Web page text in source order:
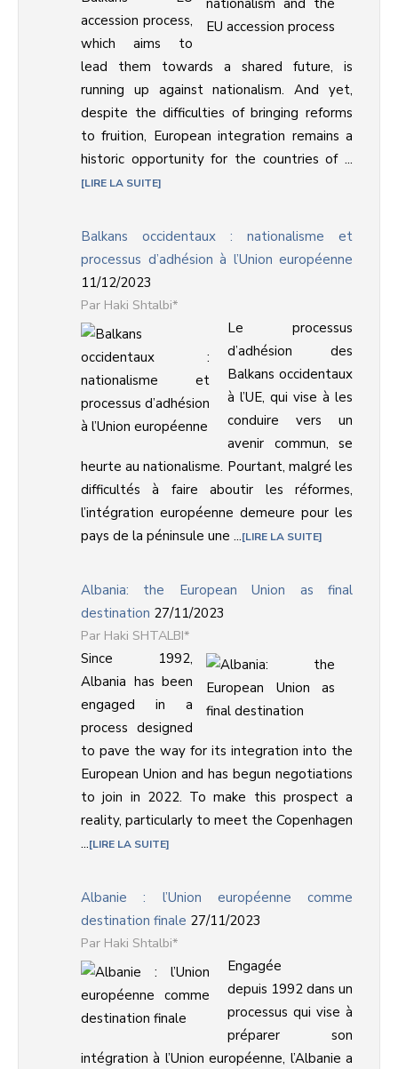
accession process,
which aims to
lead them towards a shared future, is
running up against nationalism. And yet,
despite the difficulties of bringing reforms
to fruition, European integration remains a
historic opportunity for the countries of ...
LIRE LA SUITE
Balkans occidentaux : nationalisme et
processus d’adhésion à l’Union européenne
11/12/2023
Haki Shtalbi*
Le processus
d’adhésion des
Balkans occidentaux
à l’UE, qui vise à les
conduire vers un
avenir commun, se
heurte au nationalisme. Pourtant, malgré les
difficultés à faire aboutir les réformes,
l’intégration européenne demeure pour les
pays de la péninsule une ... LIRE LA SUITE
Albania: the European Union as final
destination 27/11/2023
Haki SHTALBI*
Since 1992,
Albania has been
engaged in a
process designed
to pave the way for its integration into the
European Union and has begun negotiations
to join in 2022. To make this prospect a
reality, particularly to meet the Copenhagen
... LIRE LA SUITE
Albanie : l’Union européenne comme
destination finale 27/11/2023
Haki Shtalbi*
Engagée
depuis 1992 dans un
processus qui vise à
préparer son
intégration à l’Union européenne, l’Albanie a